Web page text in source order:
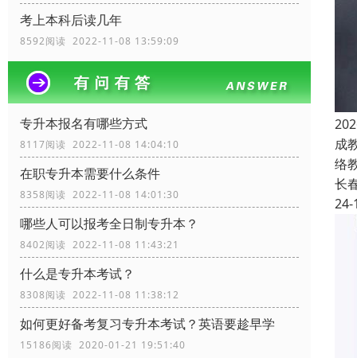
考上本科后读几年
8592阅读 2022-11-08 13:59:09
专升本报名有哪些方式
8117阅读 2022-11-08 14:04:10
在职专升本需要什么条件
8358阅读 2022-11-08 14:01:30
哪些人可以报考全日制专升本？
8402阅读 2022-11-08 11:43:21
什么是专升本考试？
8308阅读 2022-11-08 11:38:12
如何更好备考复习专升本考试？英语要趁早学
15186阅读 2020-01-21 19:51:40
成
络
长
24-